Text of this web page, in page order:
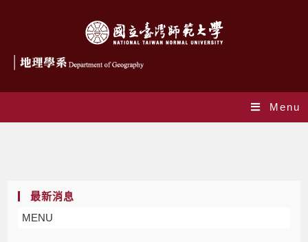
Menu
最新消息
MENU